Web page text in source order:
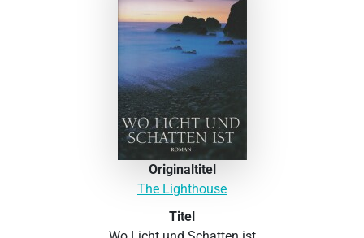
Originaltitel
The Lighthouse
Titel